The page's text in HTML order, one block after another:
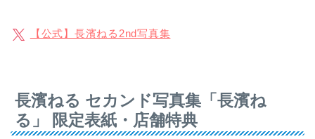
【公式】長濱ねる2nd写真集
長濱ねる セカンド写真集「長濱ね
る」 限定表紙・店舗特典